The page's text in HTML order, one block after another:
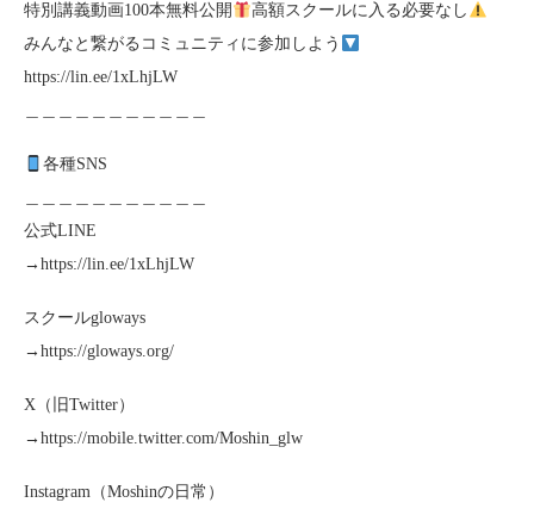
特別講義動画100本無料公開
高額スクールに入る必要なし
みんなと繋がるコミュニティに参加しよう
https://lin.ee/1xLhjLW
各種SNS
公式LINE
→https://lin.ee/1xLhjLW
スクールgloways
→https://gloways.org/
X（旧Twitter）
→https://mobile.twitter.com/Moshin_glw
Instagram（Moshinの日常）